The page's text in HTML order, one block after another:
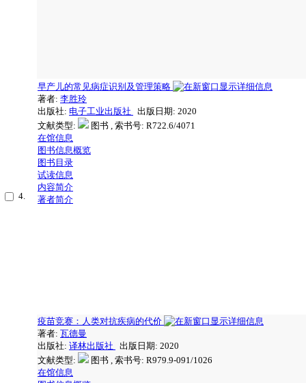
4.
早产儿的常见病症识别及管理策略
著者: 李胜玲
出版社: 电子工业出版社
出版日期: 2020
文献类型:
图书 , 索书号: R722.6/4071
在馆信息
图书信息概览
图书目录
试读信息
内容简介
著者简介
疫苗竞赛：人类对抗疾病的代价
著者: 瓦德曼
出版社: 译林出版社
出版日期: 2020
文献类型:
图书 , 索书号: R979.9-091/1026
在馆信息